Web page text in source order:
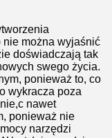
nie można wyjaśnić
doświadczają tak
swego życia.
ponieważ to, co
wykracza poza
nawet
ponieważ nie
narzędzi